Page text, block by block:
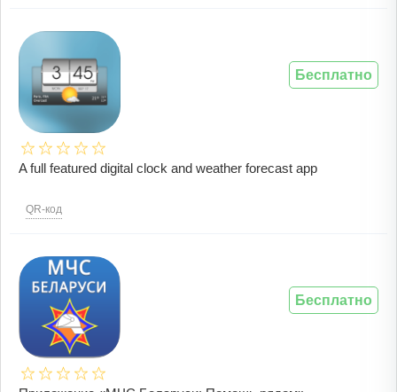
A full featured digital clock and weather forecast app
QR-код
Бесплатно
Бесплатно